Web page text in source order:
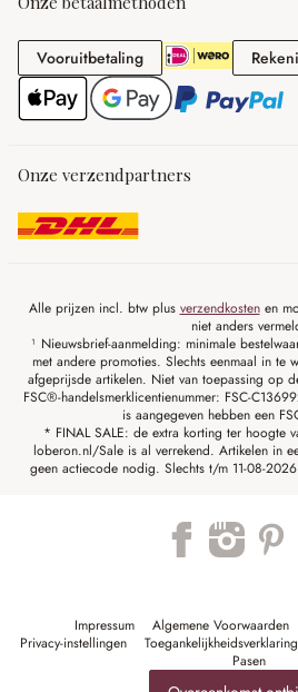
VooruitbetalingVooruitbetaling
Onze verzendpartners
Alle prijzen incl. btw plus verzendkostenen
niet anders
¹ Nieuwsbrief-aanmelding: minimale
met andere promoties. Slechts eenmaal in te
afgeprijsde artikelen. Niet van toepassing op
FSC®-handelsmerklicentienummer: FSC-
is aangegeven hebben een
* FINAL SALE: de extra korting ter hoogte
loberon.nl/Sale is al verrekend. Artikelen in
geen actiecode nodig. Slechts t/m 11-08-
Impressum Algemene Voorwaarden
Privacy-instellingen
Toegankelijkheidsverklaring
Pasen